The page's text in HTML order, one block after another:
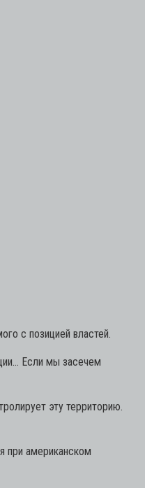
с позицией властей.
Если мы засечем
эту территорию.
при американском